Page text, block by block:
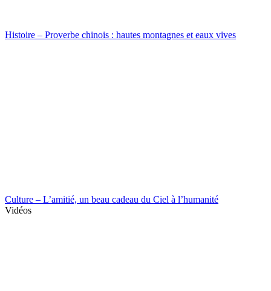
Histoire – Proverbe chinois : hautes montagnes et eaux vives
Culture – L’amitié, un beau cadeau du Ciel à l’humanité
Vidéos